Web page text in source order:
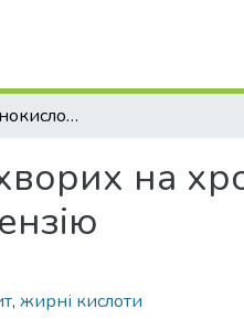
Показники жирнокислотного спектру крові у хворих на хронічний безка'мяний холецистит та артеріальну гіпертензію
на
, жирні кислоти